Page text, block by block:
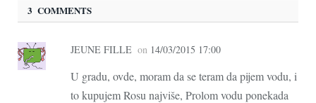
3 COMMENTS
JEUNE FILLE on 14/03/2015 17:00
U gradu, ovde, moram da se teram da pijem vodu, i
to kupujem Rosu najviše, Prolom vodu ponekada